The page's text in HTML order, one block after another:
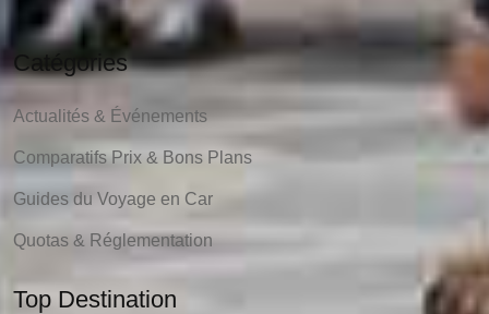
Catégories
Actualités & Événements
Comparatifs Prix & Bons Plans
Guides du Voyage en Car
Quotas & Réglementation
Top Destination